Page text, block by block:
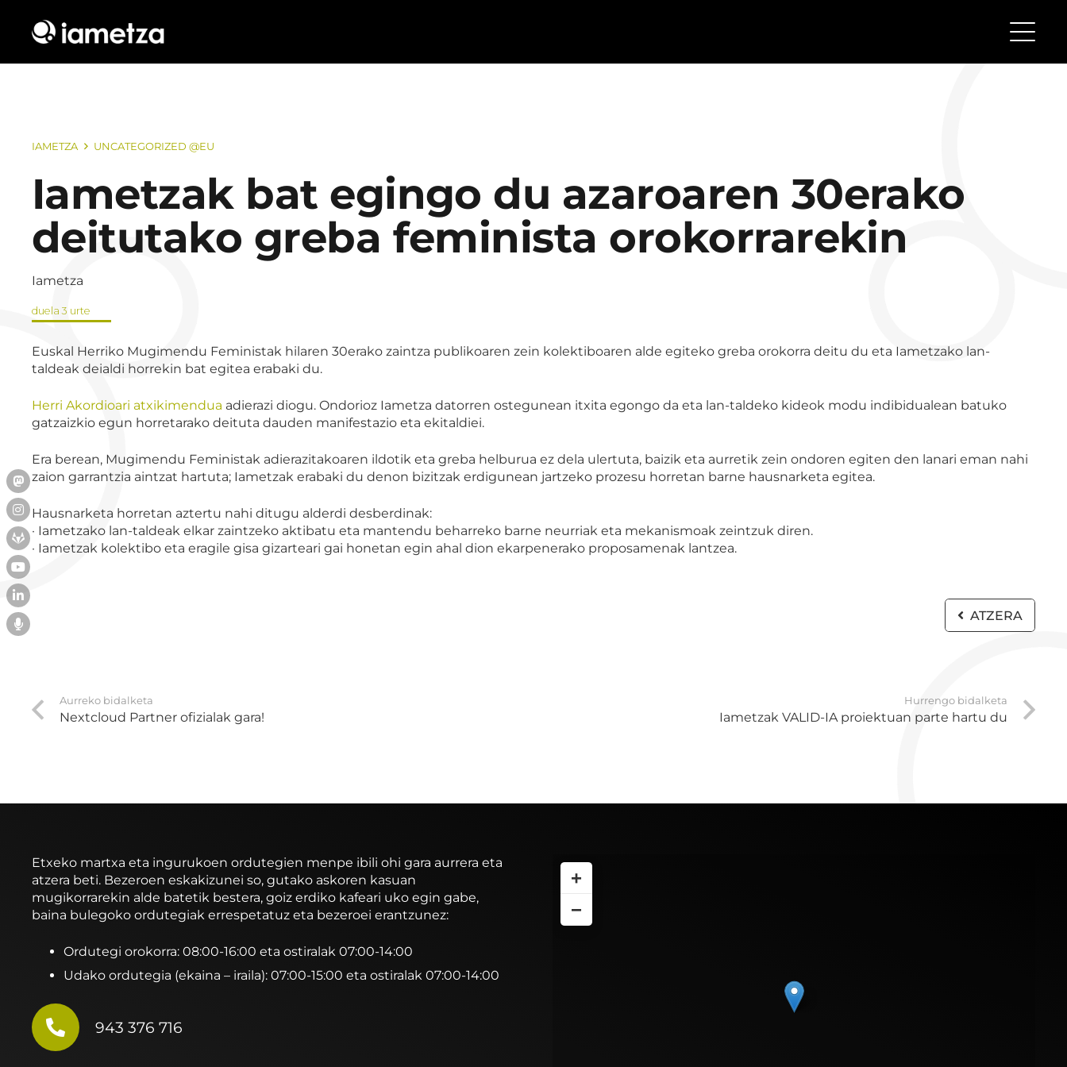
IAMETZA UNCATEGORIZED @EU
Iametzak bat egingo du azaroaren 30erako
deitutako greba feminista orokorrarekin
Iametza
duela 3 urte
Euskal Herriko Mugimendu Feministak hilaren 30erako zaintza publikoaren zein kolektiboaren alde egiteko greba orokorra deitu du eta Iametzako lan-
taldeak deialdi horrekin bat egitea erabaki du.
Herri Akordioari atxikimendua adierazi diogu. Ondorioz Iametza datorren ostegunean itxita egongo da eta lan-taldeko kideok modu indibidualean batuko
gatzaizkio egun horretarako deituta dauden manifestazio eta ekitaldiei.
Era berean, Mugimendu Feministak adierazitakoaren ildotik eta greba helburua ez dela ulertuta, baizik eta aurretik zein ondoren egiten den lanari eman nahi
zaion garrantzia aintzat hartuta; Iametzak erabaki du denon bizitzak erdigunean jartzeko prozesu horretan barne hausnarketa egitea.
Hausnarketa horretan aztertu nahi ditugu alderdi desberdinak:
· Iametzako lan-taldeak elkar zaintzeko aktibatu eta mantendu beharreko barne neurriak eta mekanismoak zeintzuk diren.
· Iametzak kolektibo eta eragile gisa gizarteari gai honetan egin ahal dion ekarpenerako proposamenak lantzea.
ATZERA
Aurreko bidalketa
Nextcloud Partner ofizialak gara!
Hurrengo bidalketa
Iametzak VALID-IA proiektuan parte hartu du
Etxeko martxa eta ingurukoen ordutegien menpe ibili ohi gara aurrera eta
atzera beti. Bezeroen eskakizunei so, gutako askoren kasuan
mugikorrarekin alde batetik bestera, goiz erdiko kafeari uko egin gabe,
baina bulegoko ordutegiak errespetatuz eta bezeroei erantzunez:
Ordutegi orokorra: 08:00-16:00 eta ostiralak 07:00-14:00
Udako ordutegia (ekaina – iraila): 07:00-15:00 eta ostiralak 07:00-14:00
943 376 716
+
−